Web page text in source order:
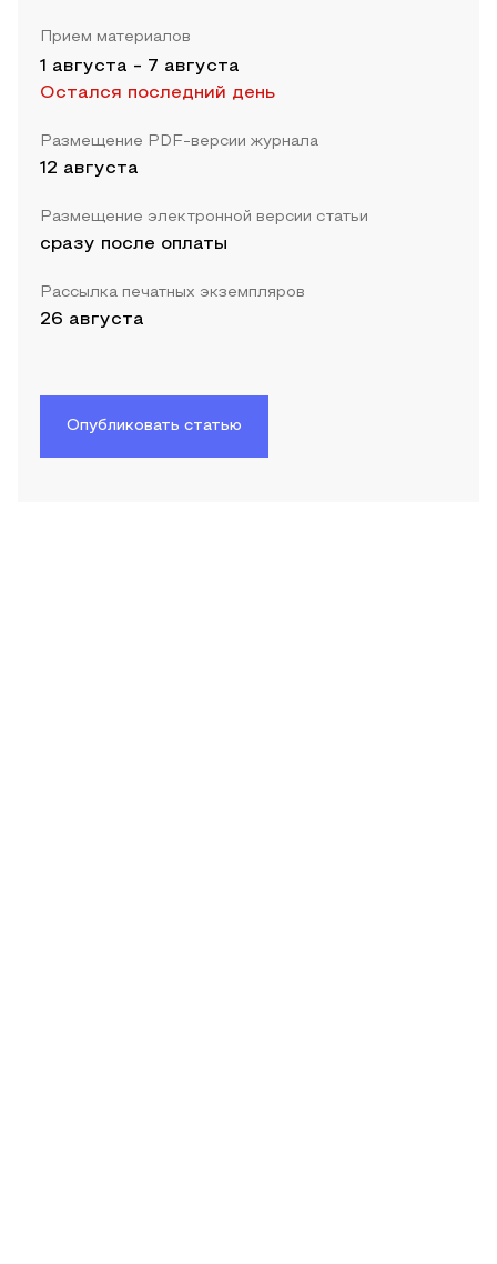
Прием материалов
1 августа - 7 августа
Остался последний день
Размещение PDF-версии журнала
12 августа
Размещение электронной версии статьи
сразу после оплаты
Рассылка печатных экземпляров
26 августа
Опубликовать статью